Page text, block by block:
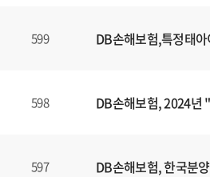
599 DB손해보험,특정태
598 DB손해보험, 2024년
597 DB손해보험, 한국분